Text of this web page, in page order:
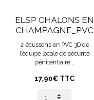
ELSP CHALONS EN
CHAMPAGNE_PVC
2 écussons en PVC 3D de
l’équipe locale de sécurité
pénitentiaire...
17,90€ TTC